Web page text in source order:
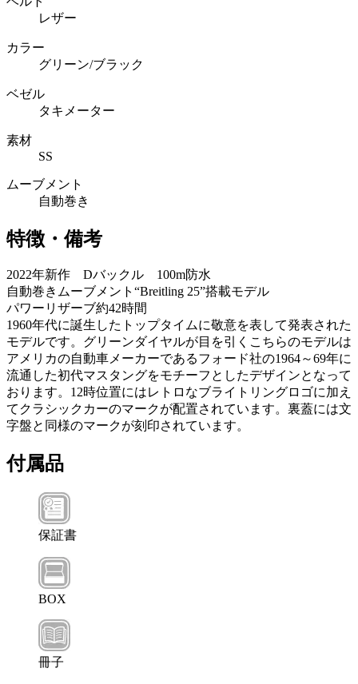
レザー
カラー
グリーン/ブラック
ベゼル
タキメーター
素材
SS
ムーブメント
自動巻き
特徴・備考
2022年新作 Dバックル 100m防水
自動巻きムーブメント“Breitling 25”搭載モデル
パワーリザーブ約42時間
1960年代に誕生したトップタイムに敬意を表して発表された
モデルです。グリーンダイヤルが目を引くこちらのモデルは
アメリカの自動車メーカーであるフォード社の1964～69年に
流通した初代マスタングをモチーフとしたデザインとなって
おります。12時位置にはレトロなブライトリングロゴに加え
てクラシックカーのマークが配置されています。裏蓋には文
字盤と同様のマークが刻印されています。
付属品
保証書
BOX
冊子